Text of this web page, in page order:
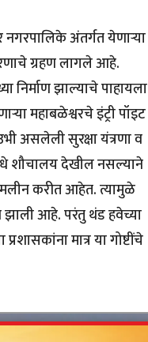
नगरपालिके अंतर्गत येणार्‍या
ग्रहण लागले आहे.
निर्माण झाल्याचे पाहायला
महाबळेश्वरचे इंट्री पॉइट
असलेली सुरक्षा यंत्रणा व
शौचालय देखील नसल्याने
मलीन करीत आहेत. त्यामुळे
झाली आहे. परंतु थंड हवेच्या
मात्र या गोष्टींचे